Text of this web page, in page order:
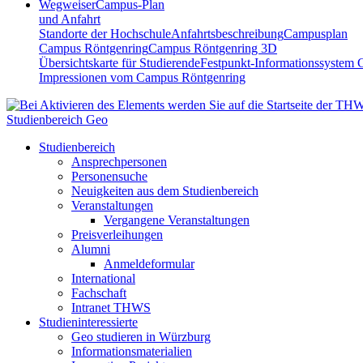
WegweiserCampus-Plan
und Anfahrt
Standorte der HochschuleAnfahrtsbeschreibungCampusplan
Campus RöntgenringCampus Röntgenring 3D
Übersichtskarte für StudierendeFestpunkt-Informationssystem
Impressionen vom Campus Röntgenring
Studienbereich Geo
Studienbereich
Ansprechpersonen
Personensuche
Neuigkeiten aus dem Studienbereich
Veranstaltungen
Vergangene Veranstaltungen
Preisverleihungen
Alumni
Anmeldeformular
International
Fachschaft
Intranet THWS
Studieninteressierte
Geo studieren in Würzburg
Informationsmaterialien